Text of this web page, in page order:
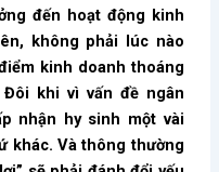
đến hoạt động kinh
không phải lúc nào
kinh doanh thoáng
khi vì vấn đề ngân
nhận hy sinh một vài
khác. Và thông thường